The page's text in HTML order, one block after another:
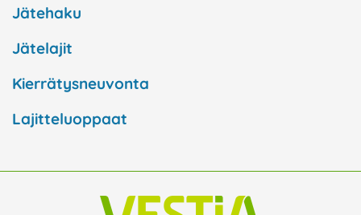
Jätehaku
Jätelajit
Kierrätysneuvonta
Lajitteluoppaat